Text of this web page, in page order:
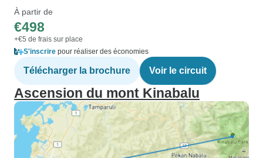
À partir de
€498
+€5 de frais sur place
S'inscrire pour réaliser des économies
Télécharger la brochure Voir le circuit
Ascension du mont Kinabalu